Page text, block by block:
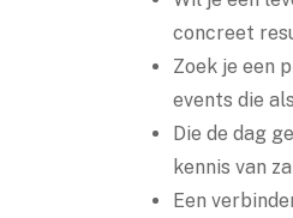
doet
concreet
Zoek je een
events die
Die de dag
kennis van
Een